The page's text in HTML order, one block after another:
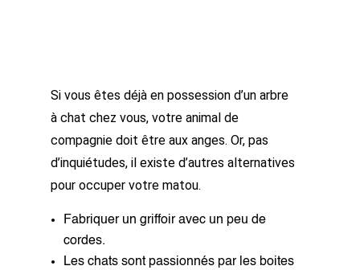
Si vous êtes déjà en possession d’un arbre
à chat chez vous, votre animal de
compagnie doit être aux anges. Or, pas
d’inquiétudes, il existe d’autres alternatives
pour occuper votre matou.
Fabriquer un griffoir avec un peu de
cordes.
Les chats sont passionnés par les boites